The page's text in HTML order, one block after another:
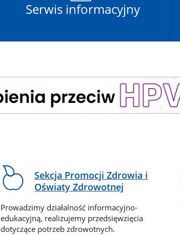
Serwis informacyjny
Sekcja Promocji Zdrowia i
Oświaty Zdrowotnej
Prowadzimy działalność informacyjno-
edukacyjną, realizujemy przedsięwzięcia
dotyczące potrzeb zdrowotnych.